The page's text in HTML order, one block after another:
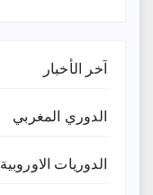
آخر الأخبار
الدوري المغربي
الدوريات الاوروبية